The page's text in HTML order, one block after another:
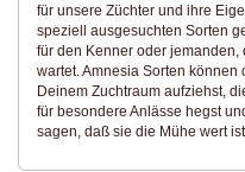
für unsere Züchter und ihre
speziell ausgesuchten Sorten
für den Kenner oder
wartet. Amnesia Sorten
Deinem Zuchtraum aufziehst,
für besondere Anlässe hegst
sagen, daß sie die Mühe wert ist.